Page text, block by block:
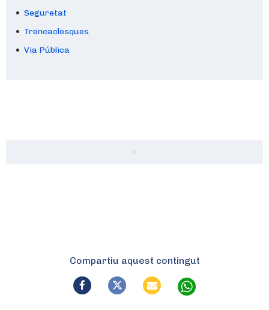
Seguretat
Trencaclosques
Via Pública
Compartiu aquest contingut